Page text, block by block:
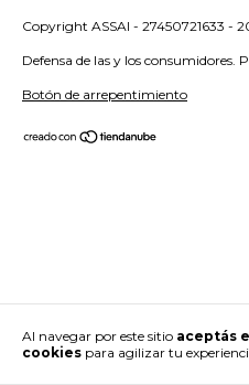
Al navegar por este sitio aceptás
cookies para agilizar tu
Copyright ASSAI - 27450721633 -
Defensa de las y los consumidores.
Botón de arrepentimiento